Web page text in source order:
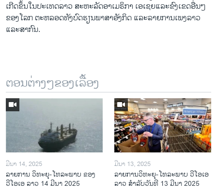
ເກີດຂຶ້ນໃນປະເທດລາວ ສະຫະລັດອາເມຣິກາ ເອເຊຍແລະຂົງເຂດອື່ນໆ
ຂອງໂລກ ຕະຫລອດທັງບົດຮຽນພາສາອັງກິດ ແລະລາຍການເພງລາວ
ແລະສາກົນ.
ຕອນຕ່າງໆຂອງເລື້ອງ
ມີນາ 14, 2025
ລາຍການ ວິທະຍຸ-ໂທລະພາບ ຂອງ
ວີໂອເອ ລາວ 14 ມີນາ 2025
ມີນາ 13, 2025
ລາຍການວິ​ທະ​ຍຸ-ໂທ​ລະ​ພາບ ວີໂອເອ
ລາວ ສຳ​ລັບ​ວັນ​ທີ 13 ມີ​ນາ 2025